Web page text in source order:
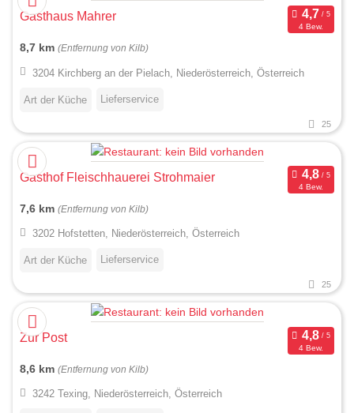
Gasthaus Mahrer
4 Bew.
8,7 km (Entfernung von Kilb)
3204 Kirchberg an der Pielach, Niederösterreich, Österreich
Art der Küche Lieferservice
25
Gasthof Fleischhauerei Strohmaier
4 Bew.
7,6 km (Entfernung von Kilb)
3202 Hofstetten, Niederösterreich, Österreich
Art der Küche Lieferservice
25
Zur Post
4 Bew.
8,6 km (Entfernung von Kilb)
3242 Texing, Niederösterreich, Österreich